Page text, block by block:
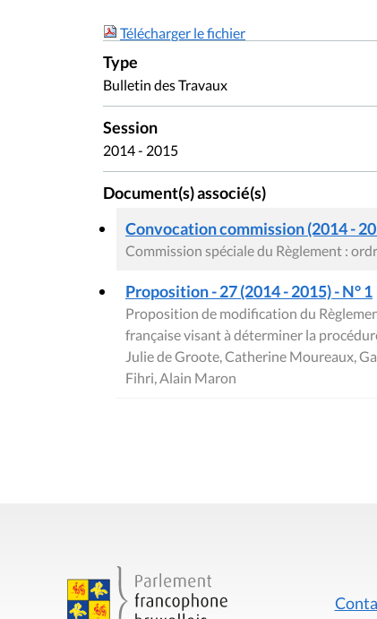
Télécharger le fichier
Type
Bulletin des Travaux
Session
2014 - 2015
Document(s) associé(s)
Convocation commission (2014 -
Commission spéciale du Règlement :
Proposition - 27 (2014 - 2015) - N° 1
Proposition de modification du
française visant à déterminer la
Julie de Groote, Catherine Moureaux,
Fihri, Alain Maron